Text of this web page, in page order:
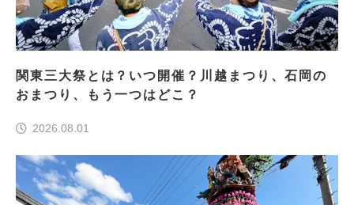
関東三大祭とは？いつ開催？川越まつり、石岡の
おまつり、もう一つはどこ？
2026.08.01